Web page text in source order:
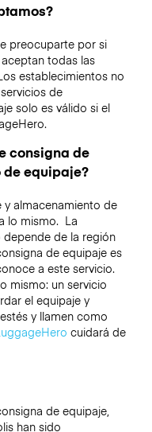
preocuparte por si
todas las
establecimientos no
de
solo es válido si el
consigna de
equipaje?
almacenamiento de
lo mismo. La
de la región
de equipaje es
a este servicio.
mismo: un servicio
el equipaje y
y llamen como
cuidará de
de equipaje,
han sido